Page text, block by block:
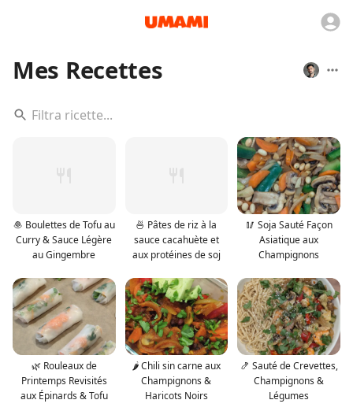
Mes Recettes
🧆 Boulettes de Tofu au
Curry & Sauce Légère
au Gingembre
🍜 Pâtes de riz à la
sauce cacahuète et
aux protéines de soj
🥢 Soja Sauté Façon
Asiatique aux
Champignons
🌿 Rouleaux de
Printemps Revisités
aux Épinards & Tofu
🌶️ Chili sin carne aux
Champignons &
Haricots Noirs
🍤 Sauté de Crevettes,
Champignons &
Légumes